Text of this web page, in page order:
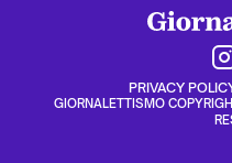
PRIVACY
GIORNALETTISMO